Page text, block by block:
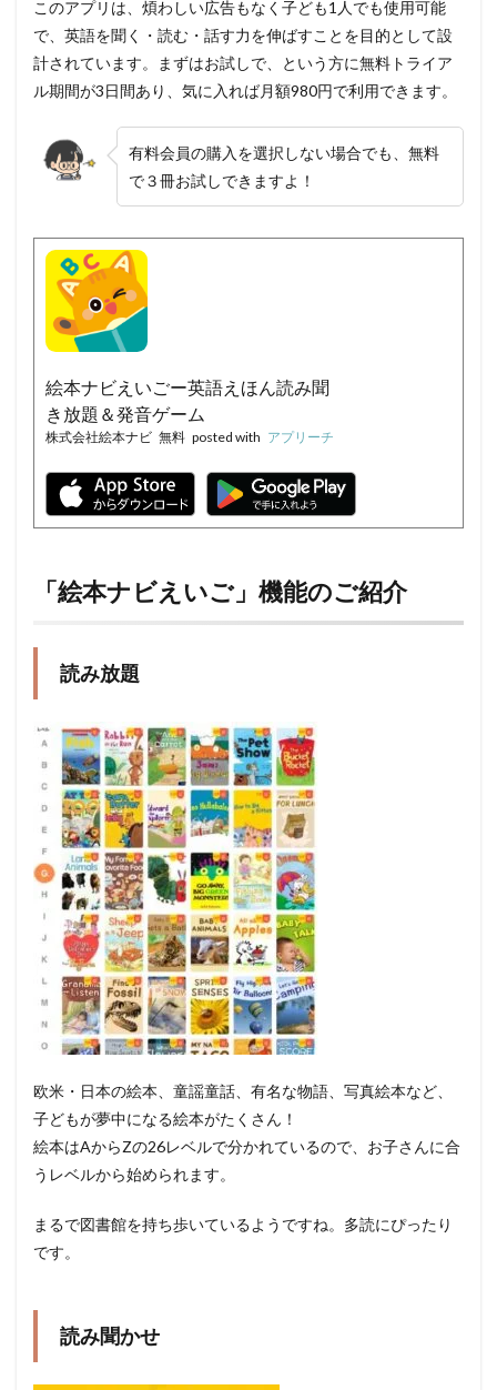
このアプリは、煩わしい広告もなく子ども1人でも使用可能
で、英語を聞く・読む・話す力を伸ばすことを目的として設
計されています。まずはお試しで、という方に無料トライア
ル期間が3日間あり、気に入れば月額980円で利用できます。
有料会員の購入を選択しない場合でも、無料
で３冊お試しできますよ！
絵本ナビえいごー英語えほん読み聞
き放題＆発音ゲーム
株式会社絵本ナビ 無料 posted with アプリーチ
「絵本ナビえいご」機能のご紹介
読み放題
欧米・日本の絵本、童謡童話、有名な物語、写真絵本など、
子どもが夢中になる絵本がたくさん！
絵本はAからZの26レベルで分かれているので、お子さんに合
うレベルから始められます。
まるで図書館を持ち歩いているようですね。多読にぴったり
です。
読み聞かせ